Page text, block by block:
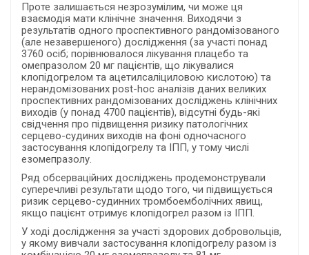
Проте залишається незрозумілим, чи може ця
взаємодія мати клінічне значення. Виходячи з
результатів одного проспективного рандомізованого
(але незавершеного) дослідження (за участі понад
3760 осіб; порівнювалося лікування плацебо та
омепразолом 20 мг пацієнтів, що лікувалися
клопідогрелом та ацетилсаліциловою кислотою) та
нерандомізованих post-hoc аналізів даних великих
проспективних рандомізованих досліджень клінічних
виходів (у понад 4700 пацієнтів), відсутні будь-які
свідчення про підвищення ризику патологічних
серцево-судиних виходів на фоні одночасного
застосування клопідогрелу та ІПП, у тому числі
езомепразолу.
Ряд обсерваційних досліджень продемонстрували
суперечливі результати щодо того, чи підвищується
ризик серцево-судинних тромбоемболічних явищ,
якщо пацієнт отримує клопідогрел разом із ІПП.
У ході дослідження за участі здорових добровольців,
у якому вивчали застосування клопідогрелу разом із